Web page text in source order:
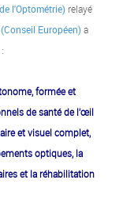
l'Optométrie) relayé
Européen)a
formée et
de santé de l’œil
et visuel complet,
optiques, la
et la réhabilitation